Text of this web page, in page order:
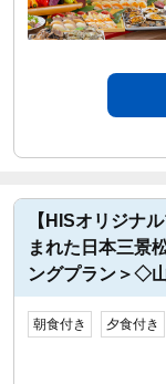
【HISオリジナ
まれた日本三景
ングプラン＞◇
朝食付き 夕食付き